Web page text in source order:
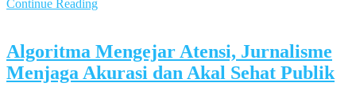
Continue Reading
Algoritma Mengejar Atensi, Jurnalisme
Menjaga Akurasi dan Akal Sehat Publik